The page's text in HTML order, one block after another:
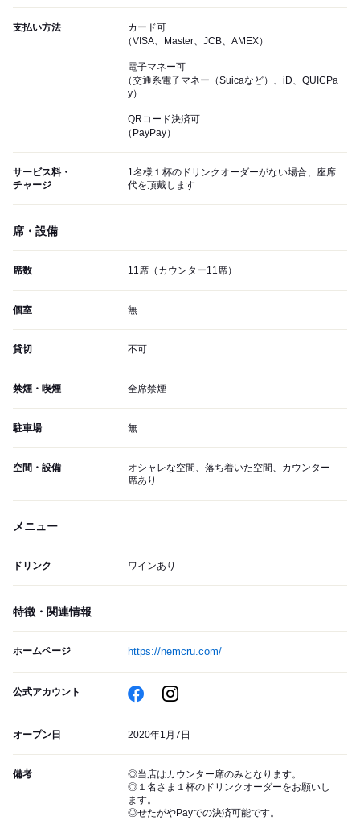
支払い方法
カード可
（VISA、Master、JCB、AMEX）
電子マネー可
（交通系電子マネー（Suicaなど）、iD、QUICPa
y）
QRコード決済可
（PayPay）
サービス料・
チャージ
1名様１杯のドリンクオーダーがない場合、座席
代を頂戴します
席・設備
席数 11席（カウンター11席）
個室 無
貸切 不可
禁煙・喫煙 全席禁煙
駐車場 無
空間・設備
オシャレな空間、落ち着いた空間、カウンター
席あり
メニュー
ドリンク ワインあり
特徴・関連情報
ホームページ https://nemcru.com/
公式アカウント
オープン日 2020年1月7日
備考
◎当店はカウンター席のみとなります。
◎１名さま１杯のドリンクオーダーをお願いし
ます。
◎せたがやPayでの決済可能です。